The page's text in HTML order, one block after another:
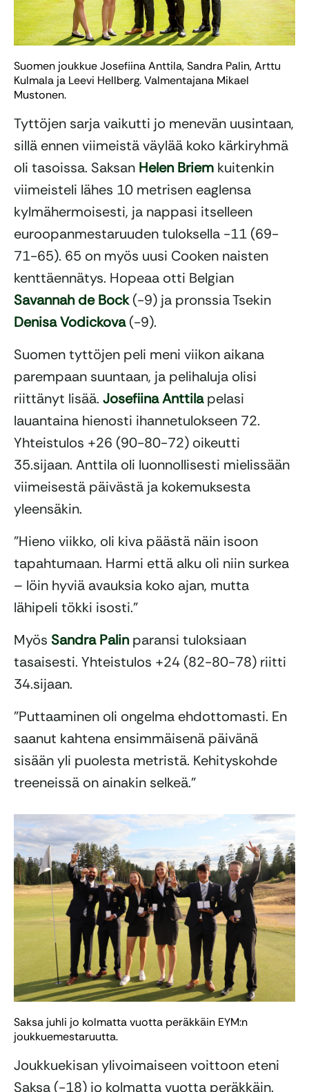
Suomen joukkue Josefiina Anttila, Sandra Palin, Arttu
Kulmala ja Leevi Hellberg. Valmentajana Mikael
Mustonen.
Tyttöjen sarja vaikutti jo menevän uusintaan,
sillä ennen viimeistä väylää koko kärkiryhmä
oli tasoissa. Saksan Helen Briem kuitenkin
viimeisteli lähes 10 metrisen eaglensa
kylmähermoisesti, ja nappasi itselleen
euroopanmestaruuden tuloksella -11 (69-
71-65). 65 on myös uusi Cooken naisten
kenttäennätys. Hopeaa otti Belgian
Savannah de Bock(-9) ja pronssia Tsekin
Denisa Vodickova(-9).
Suomen tyttöjen peli meni viikon aikana
parempaan suuntaan, ja pelihaluja olisi
riittänyt lisää. Josefiina Anttilapelasi
lauantaina hienosti ihannetulokseen 72.
Yhteistulos +26 (90-80-72) oikeutti
35.sijaan. Anttila oli luonnollisesti mielissään
viimeisestä päivästä ja kokemuksesta
yleensäkin.
”Hieno viikko, oli kiva päästä näin isoon
tapahtumaan. Harmi että alku oli niin surkea
– löin hyviä avauksia koko ajan, mutta
lähipeli tökki isosti.”
Myös Sandra Palinparansi tuloksiaan
tasaisesti. Yhteistulos +24 (82-80-78) riitti
34.sijaan.
”Puttaaminen oli ongelma ehdottomasti. En
saanut kahtena ensimmäisenä päivänä
sisään yli puolesta metristä. Kehityskohde
treeneissä on ainakin selkeä.”
Saksa juhli jo kolmatta vuotta peräkkäin EYM:n
joukkuemestaruutta.
Joukkuekisan ylivoimaiseen voittoon eteni
Saksa (-18) jo kolmatta vuotta peräkkäin.